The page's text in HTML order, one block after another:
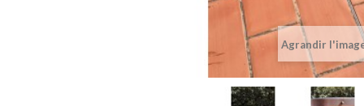
Agrandir